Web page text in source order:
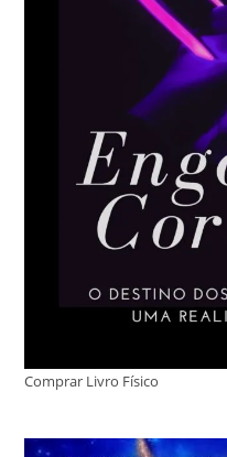
Comprar Livro Físico